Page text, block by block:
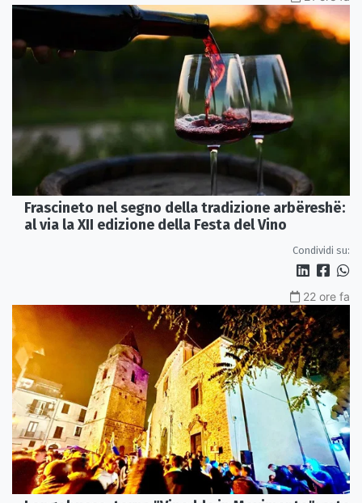
Frascineto nel segno della tradizione arbëreshë:
al via la XII edizione della Festa del Vino
Condividi su:
22 ore fa